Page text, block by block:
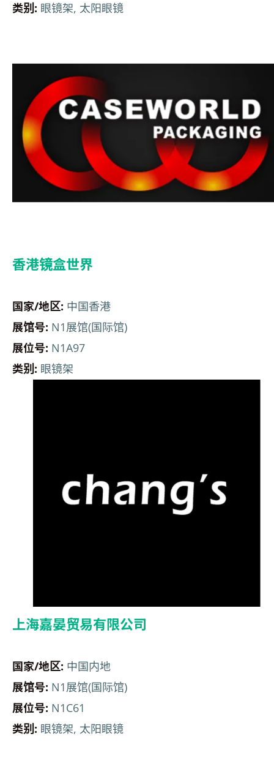
类别: 眼镜架, 太阳眼镜
香港镜盒世界
国家/地区: 中国香港
展馆号: N1展馆(国际馆)
展位号: N1A97
类别: 眼镜架
上海嘉晏贸易有限公司
国家/地区: 中国内地
展馆号: N1展馆(国际馆)
展位号: N1C61
类别: 眼镜架, 太阳眼镜